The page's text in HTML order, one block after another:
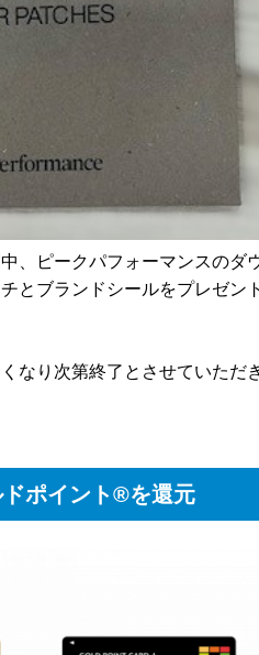
、ピークパフォーマンスのダ
とブランドシールをプレゼント
なり次第終了とさせていただ
ポイント®を還元